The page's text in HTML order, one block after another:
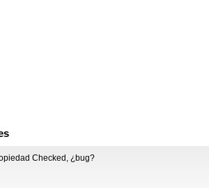
Checked, ¿bug?